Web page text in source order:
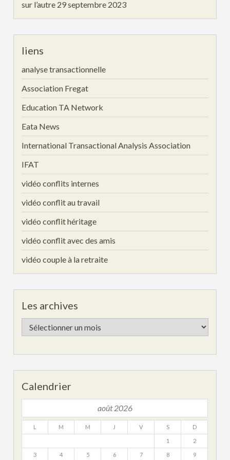
sur l’autre 29 septembre 2023
liens
analyse transactionnelle
Association Fregat
Education TA Network
Eata News
International Transactional Analysis Association
IFAT
vidéo conflits internes
vidéo conflit au travail
vidéo conflit héritage
vidéo conflit avec des amis
vidéo couple à la retraite
Les archives
Les
archives
Calendrier
août 2026
L M M J V S D
1 2
3 4 5 6 7 8 9